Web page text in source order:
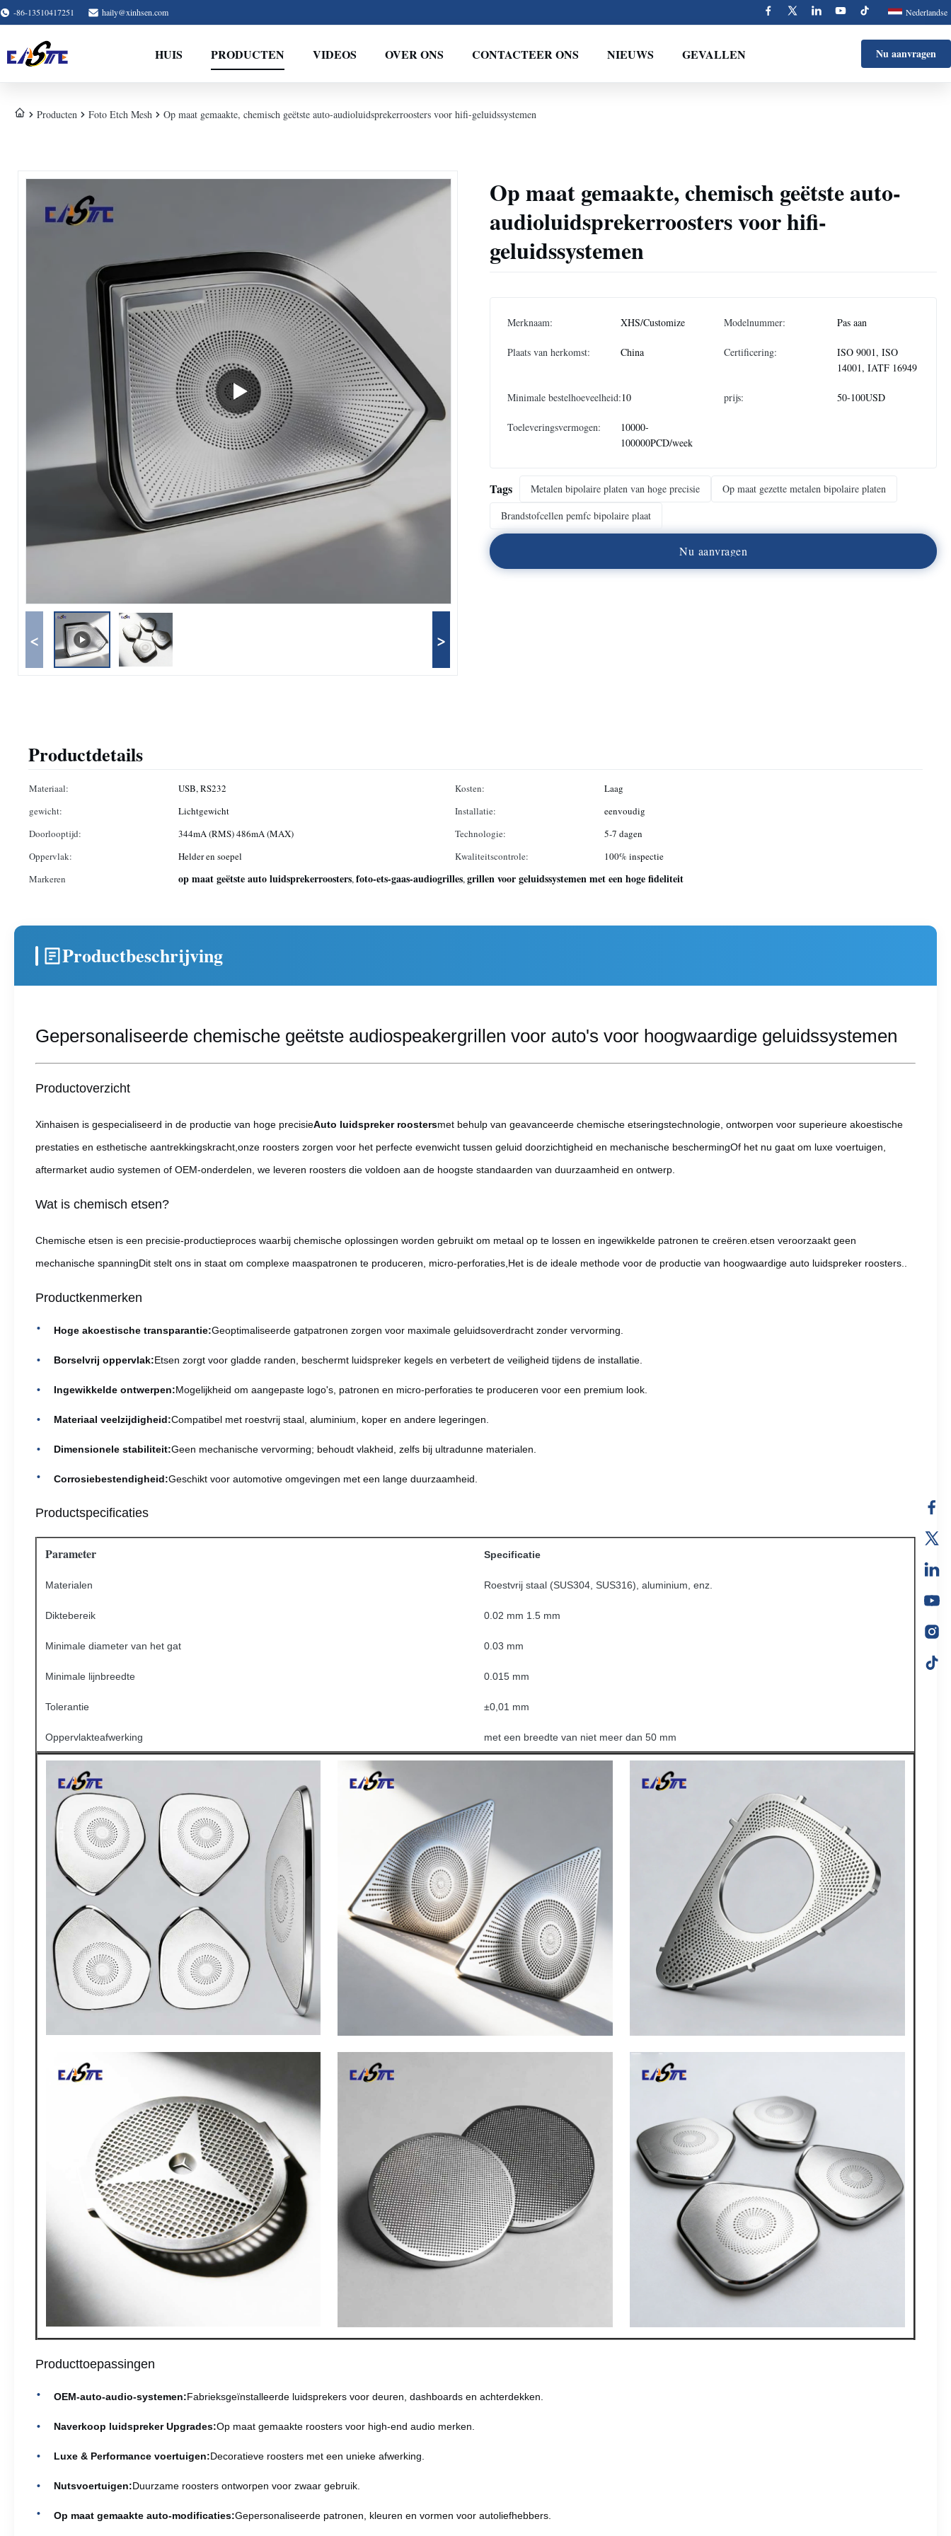
-86-13510417251 haily@xinhsen.com Nederlandse
HUIS PRODUCTEN VIDEOS OVER ONS CONTACTEER ONS NIEUWS GEVALLEN Nu aanvragen
Producten Foto Etch Mesh Op maat gemaakte, chemisch geëtste auto-audioluidsprekerroosters voor hifi-geluidssystemen
< >
Op maat gemaakte, chemisch geëtste auto-
audioluidsprekerroosters voor hifi-
geluidssystemen
Merknaam: XHS/Customize Modelnummer: Pas aan
Plaats van herkomst: China Certificering:
ISO 9001, ISO
14001, IATF 16949
Minimale bestelhoeveelheid:10 prijs: 50-100USD
Toeleveringsvermogen:
10000-
100000PCD/week
Tags Metalen bipolaire platen van hoge precisie
Op maat gezette metalen bipolaire platen
Brandstofcellen pemfc bipolaire plaat
Nu aanvragen
Productdetails
Materiaal: USB, RS232 Kosten:
Laag
gewicht:
Lichtgewicht Installatie:
eenvoudig
Doorlooptijd:
344mA (RMS) 486mA (MAX) Technologie:
5-7 dagen
Oppervlak:
Helder en soepel Kwaliteitscontrole:
100% inspectie
Markeren
op maat geëtste auto luidsprekerroosters,foto-ets-gaas-audiogrilles,grillen voor geluidssystemen met een hoge fideliteit
Productbeschrijving
Gepersonaliseerde chemische geëtste audiospeakergrillen voor auto's voor hoogwaardige geluidssystemen
Productoverzicht
Xinhaisen is gespecialiseerd in de productie van hoge precisieAuto luidspreker roostersmet behulp van geavanceerde chemische etseringstechnologie, ontworpen voor superieure akoestische
prestaties en esthetische aantrekkingskracht,onze roosters zorgen voor het perfecte evenwicht tussen geluid doorzichtigheid en mechanische beschermingOf het nu gaat om luxe voertuigen,
aftermarket audio systemen of OEM-onderdelen, we leveren roosters die voldoen aan de hoogste standaarden van duurzaamheid en ontwerp.
Wat is chemisch etsen?
Chemische etsen is een precisie-productieproces waarbij chemische oplossingen worden gebruikt om metaal op te lossen en ingewikkelde patronen te creëren.etsen veroorzaakt geen
mechanische spanningDit stelt ons in staat om complexe maaspatronen te produceren, micro-perforaties,Het is de ideale methode voor de productie van hoogwaardige auto luidspreker roosters..
Productkenmerken
Hoge akoestische transparantie:Geoptimaliseerde gatpatronen zorgen voor maximale geluidsoverdracht zonder vervorming.
Borselvrij oppervlak:Etsen zorgt voor gladde randen, beschermt luidspreker kegels en verbetert de veiligheid tijdens de installatie.
Ingewikkelde ontwerpen:Mogelijkheid om aangepaste logo's, patronen en micro-perforaties te produceren voor een premium look.
Materiaal veelzijdigheid:Compatibel met roestvrij staal, aluminium, koper en andere legeringen.
Dimensionele stabiliteit:Geen mechanische vervorming; behoudt vlakheid, zelfs bij ultradunne materialen.
Corrosiebestendigheid:Geschikt voor automotive omgevingen met een lange duurzaamheid.
Productspecificaties
Parameter Specificatie
Materialen Roestvrij staal (SUS304, SUS316), aluminium, enz.
Diktebereik 0.02 mm 1.5 mm
Minimale diameter van het gat 0.03 mm
Minimale lijnbreedte 0.015 mm
Tolerantie ±0,01 mm
Oppervlakteafwerking met een breedte van niet meer dan 50 mm
Producttoepassingen
OEM-auto-audio-systemen:Fabrieksgeïnstalleerde luidsprekers voor deuren, dashboards en achterdekken.
Naverkoop luidspreker Upgrades:Op maat gemaakte roosters voor high-end audio merken.
Luxe & Performance voertuigen:Decoratieve roosters met een unieke afwerking.
Nutsvoertuigen:Duurzame roosters ontworpen voor zwaar gebruik.
Op maat gemaakte auto-modificaties:Gepersonaliseerde patronen, kleuren en vormen voor autoliefhebbers.